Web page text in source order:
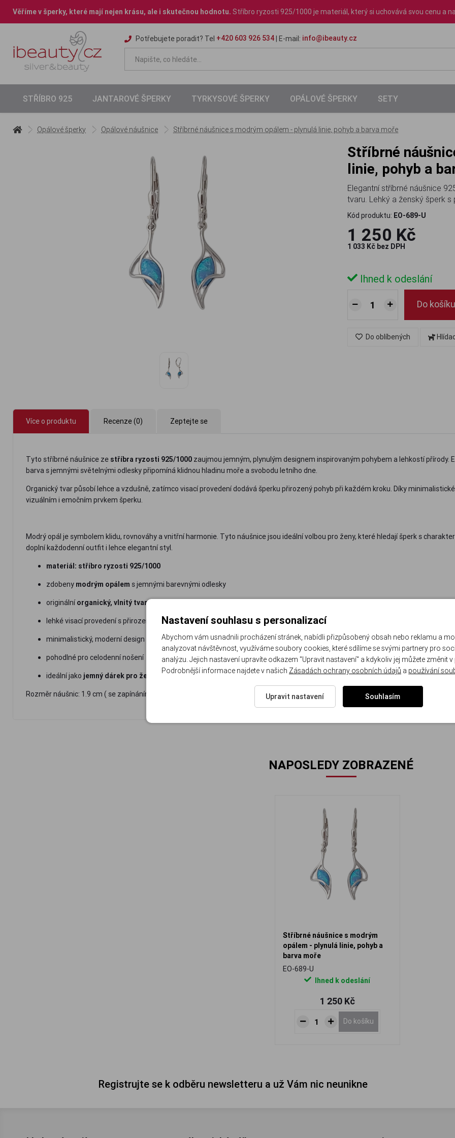
Věříme v šperky, které mají nejen krásu, ale i skutečnou hodnotu.Stříbro ryzosti 925/1000 je materiál, který si uchovává svou cenu a
Potřebujete poradit? Tel +420 603 926 534| E-mail: info@ibeauty.cz
STŘÍBRO 925 JANTAROVÉ ŠPERKY TYRKYSOVÉ ŠPERKY OPÁLOVÉ ŠPERKY SETY
Opálové šperky Opálové náušnice Stříbrné náušnice s modrým opálem - plynulá linie, pohyb a barva moře
Stříbrné náušnice s modrým opálem - plynulá
linie, pohyb a
Elegantní stříbrné náušnice
tvaru. Lehký a ženský šperk
Kód produktu: EO-689-U
1 250 Kč
1 033 Kč bez DPH
Ihned k odeslání
Do košíku
Do oblíbených
Více o produktu Recenze (0) Zeptejte se
Tyto stříbrné náušnice ze stříbra ryzosti 925/1000 zaujmou jemným, plynulým designem inspirovaným pohybem a lehkostí přírody.
barva s jemnými světelnými odlesky připomíná klidnou hladinu moře a svobodu letního dne.
Organický tvar působí lehce a vzdušně, zatímco visací provedení dodává šperku přirozený pohyb při každém kroku. Díky
vizuálním i emočním prvkem šperku.
Modrý opál je symbolem klidu, rovnováhy a vnitřní harmonie. Tyto náušnice jsou ideální volbou pro ženy, které hledají šperk s
doplní každodenní outfit i lehce elegantní styl.
materiál: stříbro ryzosti 925/1000
zdobeny modrým opálem s jemnými barevnými odlesky
originálníorganický, vlnitý tvar
lehké visací provedení s přirozeným pohybem
minimalistický, moderní design
pohodlné pro celodenní nošení
ideální jako jemný dárek pro ženu
Rozměr náušnic: 1.9 cm ( se zapínáním 3.6 cm ) x 0.8 cm Hmotnost náušnic: 1.7 g.
NAPOSLEDY ZOBRAZENÉ
Stříbrné náušnice s modrým
opálem - plynulá linie, pohyb a
barva moře
EO-689-U
Ihned k odeslání
1 250 Kč
Do košíku
Registrujte se k odběru newsletteru a už Vám nic neunikne
Nastavení souhlasu s personalizací
Abychom vám usnadnili procházení stránek, nabídli přizpůsobený obsah nebo reklamu a
analyzovat návštěvnost, využíváme soubory cookies, které sdílíme se svými partnery pro
analýzu. Jejich nastavení upravíte odkazem "Upravit nastavení" a kdykoliv jej můžete změnit
Podrobnější informace najdete v našich Zásadách ochrany osobních údajů a používání
Upravit nastavení Souhlasím